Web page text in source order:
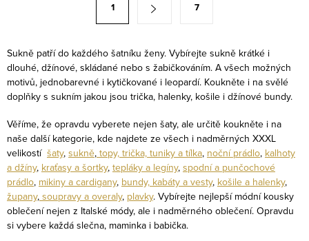
c
í
p
r
v
k
y
v
ý
p
i
á
n
k
v
á
n
í
1 7
Sukně patří do každého šatníku ženy. Vybírejte sukně krátké i
dlouhé, džínové, skládané nebo s žabičkováním. A všech možných
motivů, jednobarevné i kytičkované i leopardí. Koukněte i na svělé
doplňky s sukním jakou jsou trička, halenky, košile i džínové bundy.
Věříme, že opravdu vyberete nejen šaty, ale určitě koukněte i na
naše další kategorie, kde najdete ze všech i nadměrných XXXL
velikostí šaty, sukně, topy, trička, tuniky a tílka, noční prádlo, kalhoty
a džíny, kraťasy a šortky, tepláky a legíny, spodní a punčochové
prádlo, mikiny a cardigany, bundy, kabáty a vesty, košile a halenky,
župany, soupravy a overaly, plavky. Vybírejte nejlepší módní kousky
oblečení nejen z Italské módy, ale i nadměrného oblečení. Opravdu
si vybere každá slečna, maminka i babička.